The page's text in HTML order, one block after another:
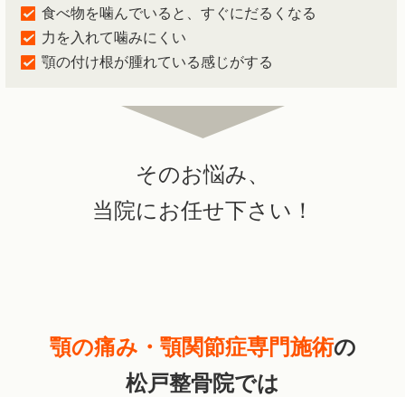
食べ物を噛んでいると、すぐにだるくなる
力を入れて噛みにくい
顎の付け根が腫れている感じがする
そのお悩み、
当院にお任せ下さい！
顎の痛み・顎関節症専門施術の
松戸整骨院では